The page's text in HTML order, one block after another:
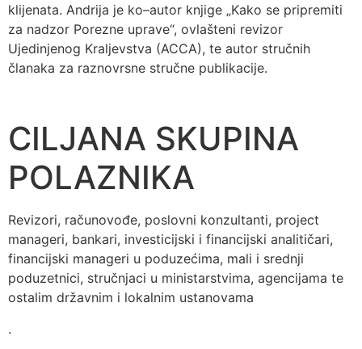
klijenata. Andrija je ko–autor knjige „Kako se pripremiti
za nadzor Porezne uprave“, ovlašteni revizor
Ujedinjenog Kraljevstva (ACCA), te autor stručnih
članaka za raznovrsne stručne publikacije.
CILJANA SKUPINA
POLAZNIKA
Revizori, računovođe, poslovni konzultanti, project
manageri, bankari, investicijski i financijski analitičari,
financijski manageri u poduzećima, mali i srednji
poduzetnici, stručnjaci u ministarstvima, agencijama te
ostalim državnim i lokalnim ustanovama
.